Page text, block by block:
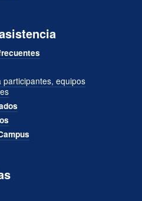
equipos